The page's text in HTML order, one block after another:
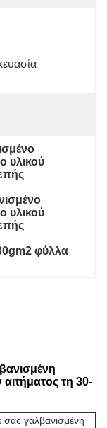
υλικού
υλικού
φύλλα
τη 30-
γαλβανισμένη